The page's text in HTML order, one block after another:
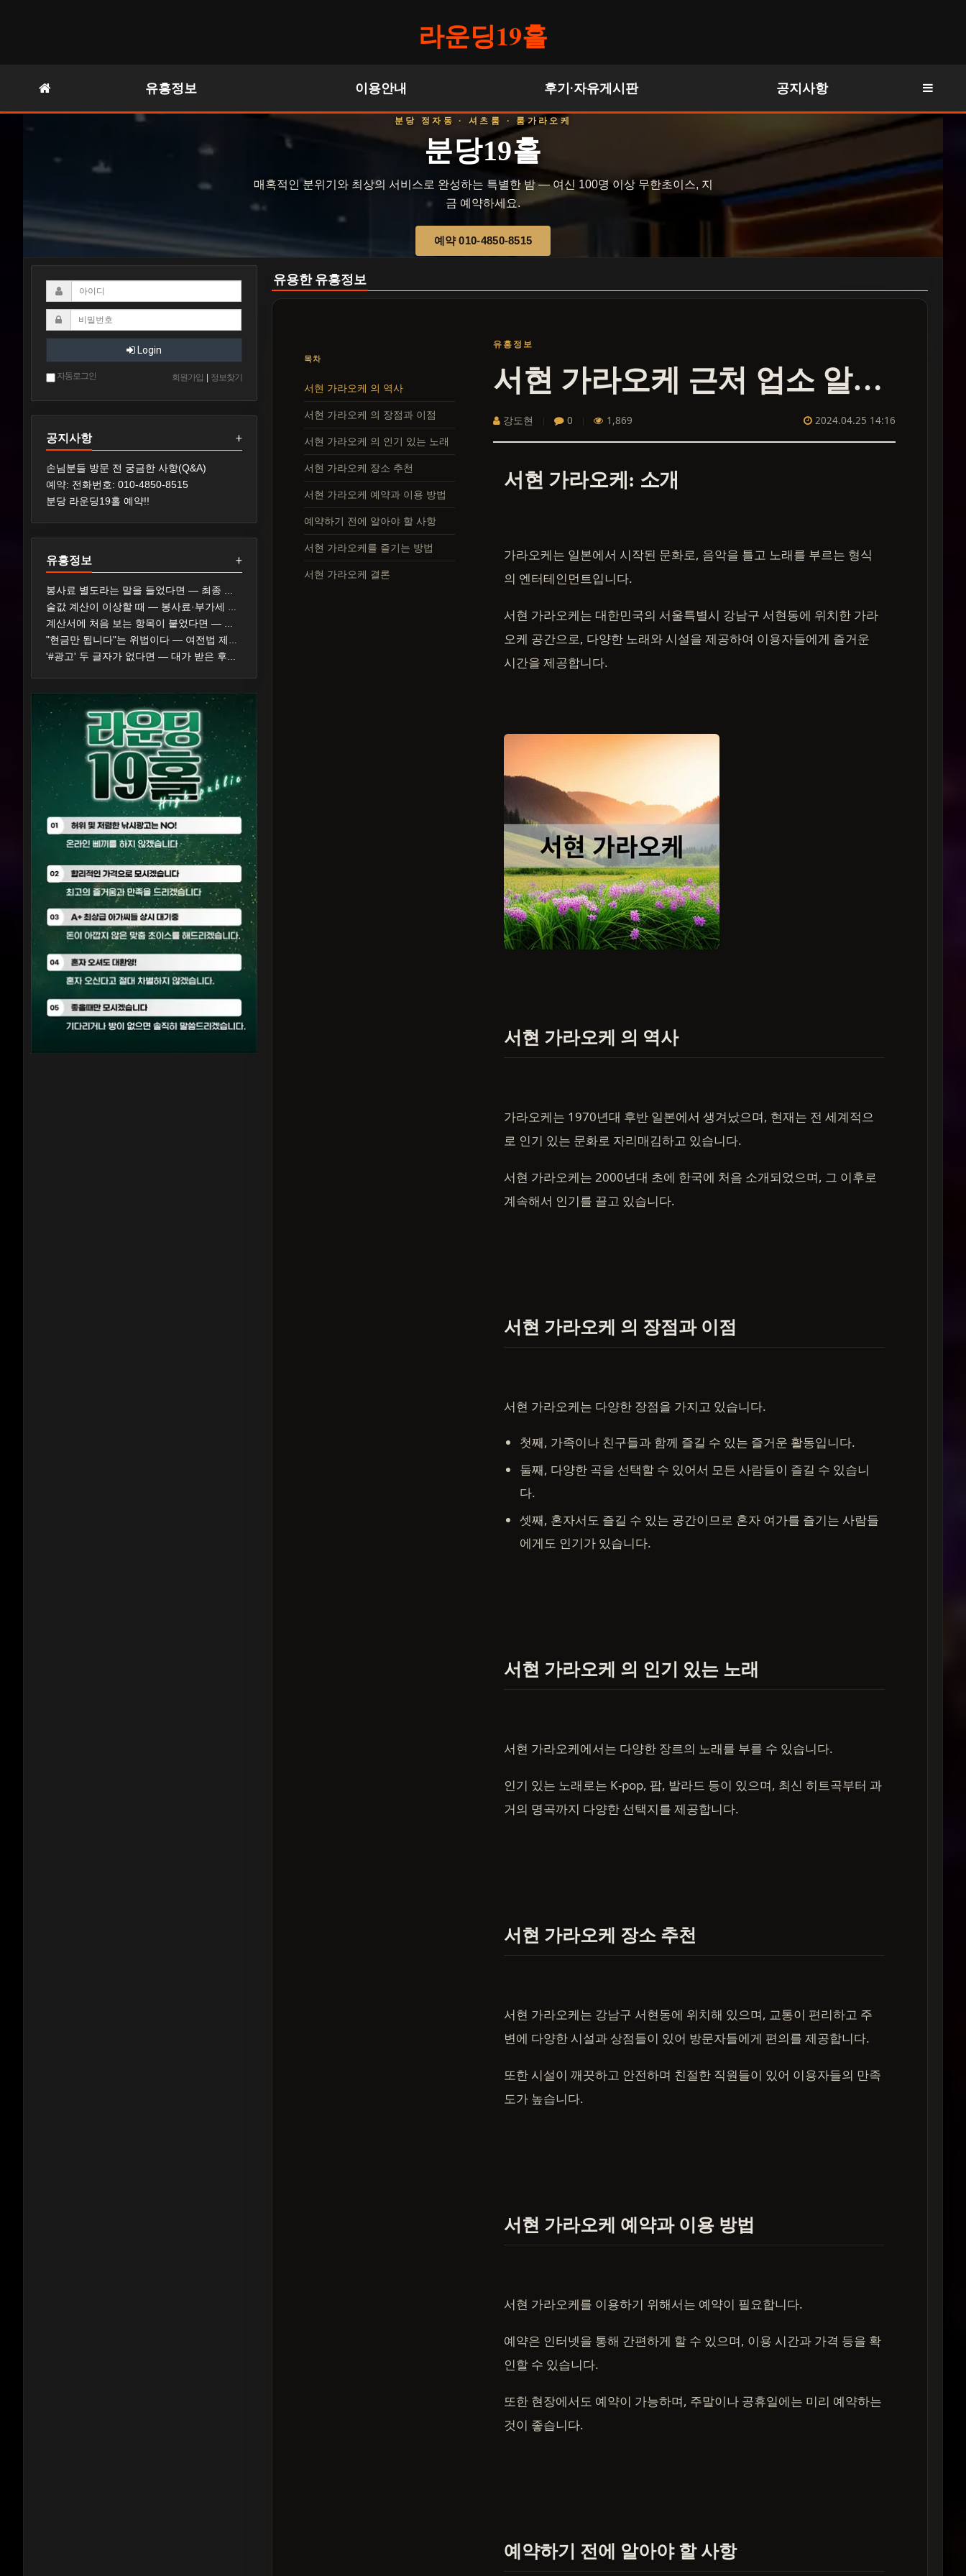
라운딩19홀
유흥정보 이용안내 후기·자유게시판 공지사항
분당 정자동 · 셔츠룸 · 룸가라오케
분당19홀
매혹적인 분위기와 최상의 서비스로 완성하는 특별한 밤 — 여신 100명 이상 무한초이스, 지
금 예약하세요.
예약 010-4850-8515
유용한 유흥정보
목차
서현 가라오케 의 역사
서현 가라오케 의 장점과 이점
서현 가라오케 의 인기 있는 노래
서현 가라오케 장소 추천
서현 가라오케 예약과 이용 방법
예약하기 전에 알아야 할 사항
서현 가라오케를 즐기는 방법
서현 가라오케 결론
유흥정보
서현 가라오케 근처 업소 알아보기
강도현 0 1,869 2024.04.25 14:16
서현 가라오케: 소개
가라오케는 일본에서 시작된 문화로, 음악을 틀고 노래를 부르는 형식
의 엔터테인먼트입니다.
서현 가라오케는 대한민국의 서울특별시 강남구 서현동에 위치한 가라
오케 공간으로, 다양한 노래와 시설을 제공하여 이용자들에게 즐거운
시간을 제공합니다.
서현 가라오케 의 역사
가라오케는 1970년대 후반 일본에서 생겨났으며, 현재는 전 세계적으
로 인기 있는 문화로 자리매김하고 있습니다.
서현 가라오케는 2000년대 초에 한국에 처음 소개되었으며, 그 이후로
계속해서 인기를 끌고 있습니다.
서현 가라오케 의 장점과 이점
서현 가라오케는 다양한 장점을 가지고 있습니다.
첫째, 가족이나 친구들과 함께 즐길 수 있는 즐거운 활동입니다.
둘째, 다양한 곡을 선택할 수 있어서 모든 사람들이 즐길 수 있습니
다.
셋째, 혼자서도 즐길 수 있는 공간이므로 혼자 여가를 즐기는 사람들
에게도 인기가 있습니다.
서현 가라오케 의 인기 있는 노래
서현 가라오케에서는 다양한 장르의 노래를 부를 수 있습니다.
인기 있는 노래로는 K-pop, 팝, 발라드 등이 있으며, 최신 히트곡부터 과
거의 명곡까지 다양한 선택지를 제공합니다.
서현 가라오케 장소 추천
서현 가라오케는 강남구 서현동에 위치해 있으며, 교통이 편리하고 주
변에 다양한 시설과 상점들이 있어 방문자들에게 편의를 제공합니다.
또한 시설이 깨끗하고 안전하며 친절한 직원들이 있어 이용자들의 만족
도가 높습니다.
서현 가라오케 예약과 이용 방법
서현 가라오케를 이용하기 위해서는 예약이 필요합니다.
예약은 인터넷을 통해 간편하게 할 수 있으며, 이용 시간과 가격 등을 확
인할 수 있습니다.
또한 현장에서도 예약이 가능하며, 주말이나 공휴일에는 미리 예약하는
것이 좋습니다.
예약하기 전에 알아야 할 사항
Login
자동로그인 회원가입 정보찾기
+
공지사항
손님분들 방문 전 궁금한 사항(Q&A)
예약: 전화번호: 010-4850-8515
분당 라운딩19홀 예약!!
+
유흥정보
봉사료 별도라는 말을 들었다면 — 최종 지불 가격 표시와 확인 순서
술값 계산이 이상할 때 — 봉사료·부가세 표기와 확인 순서
계산서에 처음 보는 항목이 붙었다면 — 가격표 게시 의무와 대응 순서
"현금만 됩니다"는 위법이다 — 여전법 제19조와 신고 두 갈래
'#광고' 두 글자가 없다면 — 대가 받은 후기의 표시 기준과 제재